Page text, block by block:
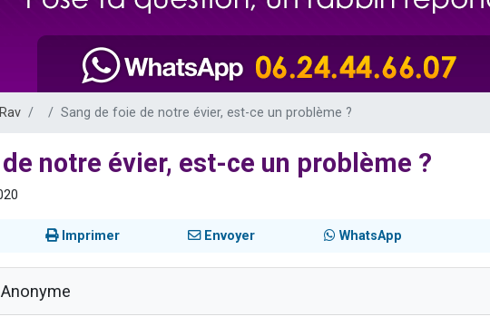
Il reste 49 places pour étudier en groupe sur Zoom
12 nouvelles musiques dans Torah-Box Music
29 personnes viennent de demander une bénédiction
Sang de foie de notre évier, est-ce un problème ?
notre évier, est-ce un problème ?
Imprimer Envoyer WhatsApp